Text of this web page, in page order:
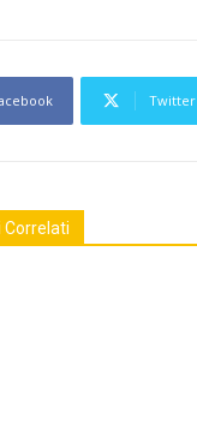
Twitter
Correlati